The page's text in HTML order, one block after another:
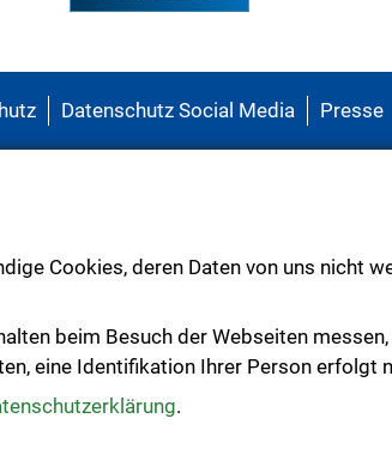
02.12.25 19:00 -
Datenschutz Social Media Presse
Cookies, deren Daten von uns nicht
beim Besuch der Webseiten
eine Identifikation Ihrer Person erfolgt
.